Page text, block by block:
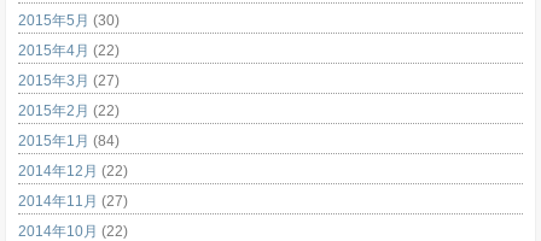
2015年5月 (30)
2015年4月 (22)
2015年3月 (27)
2015年2月 (22)
2015年1月 (84)
2014年12月 (22)
2014年11月 (27)
2014年10月 (22)